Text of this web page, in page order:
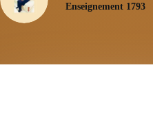
Enseignement 1793